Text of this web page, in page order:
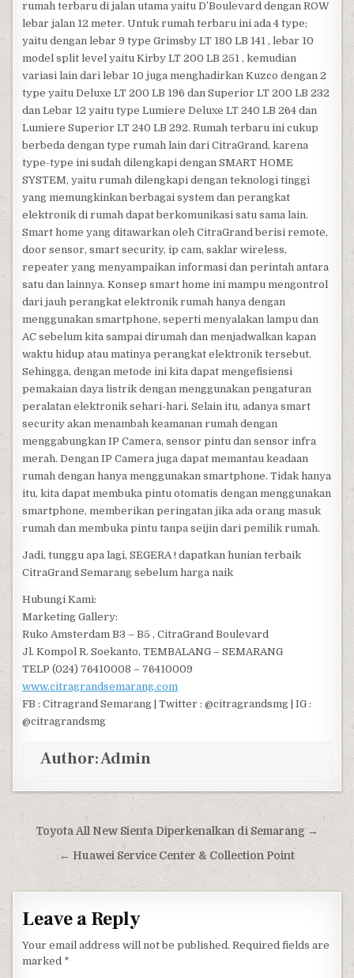
rumah terbaru di jalan utama yaitu D’Boulevard dengan ROW
lebar jalan 12 meter. Untuk rumah terbaru ini ada 4 type;
yaitu dengan lebar 9 type Grimsby LT 180 LB 141 , lebar 10
model split level yaitu Kirby LT 200 LB 251 , kemudian
variasi lain dari lebar 10 juga menghadirkan Kuzco dengan 2
type yaitu Deluxe LT 200 LB 196 dan Superior LT 200 LB 232
dan Lebar 12 yaitu type Lumiere Deluxe LT 240 LB 264 dan
Lumiere Superior LT 240 LB 292. Rumah terbaru ini cukup
berbeda dengan type rumah lain dari CitraGrand, karena
type-type ini sudah dilengkapi dengan SMART HOME
SYSTEM, yaitu rumah dilengkapi dengan teknologi tinggi
yang memungkinkan berbagai system dan perangkat
elektronik di rumah dapat berkomunikasi satu sama lain.
Smart home yang ditawarkan oleh CitraGrand berisi remote,
door sensor, smart security, ip cam, saklar wireless,
repeater yang menyampaikan informasi dan perintah antara
satu dan lainnya. Konsep smart home ini mampu mengontrol
dari jauh perangkat elektronik rumah hanya dengan
menggunakan smartphone, seperti menyalakan lampu dan
AC sebelum kita sampai dirumah dan menjadwalkan kapan
waktu hidup atau matinya perangkat elektronik tersebut.
Sehingga, dengan metode ini kita dapat mengefisiensi
pemakaian daya listrik dengan menggunakan pengaturan
peralatan elektronik sehari-hari. Selain itu, adanya smart
security akan menambah keamanan rumah dengan
menggabungkan IP Camera, sensor pintu dan sensor infra
merah. Dengan IP Camera juga dapat memantau keadaan
rumah dengan hanya menggunakan smartphone. Tidak hanya
itu, kita dapat membuka pintu otomatis dengan menggunakan
smartphone, memberikan peringatan jika ada orang masuk
rumah dan membuka pintu tanpa seijin dari pemilik rumah.
Jadi, tunggu apa lagi, SEGERA ! dapatkan hunian terbaik
CitraGrand Semarang sebelum harga naik
Hubungi Kami:
Marketing Gallery:
Ruko Amsterdam B3 – B5 , CitraGrand Boulevard
Jl. Kompol R. Soekanto, TEMBALANG – SEMARANG
TELP (024) 76410008 – 76410009
www.citragrandsemarang.com
FB : Citragrand Semarang | Twitter : @citragrandsmg | IG :
@citragrandsmg
Author:Admin
Post navigation
Toyota All New Sienta Diperkenalkan di Semarang →
← Huawei Service Center & Collection Point
Leave a Reply
Your email address will not be published. Required fields are
marked *